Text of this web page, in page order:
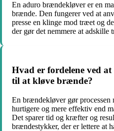
En aduro brændekløver er en
brænde. Den fungerer ved at
presse en klinge mod træet og
der gør det nemmere at adskille
Hvad er fordelene ved
til at kløve brænde?
En brændekløver gør processen
hurtigere og mere effektiv end
Det sparer tid og kræfter og
brændestykker, der er lettere at